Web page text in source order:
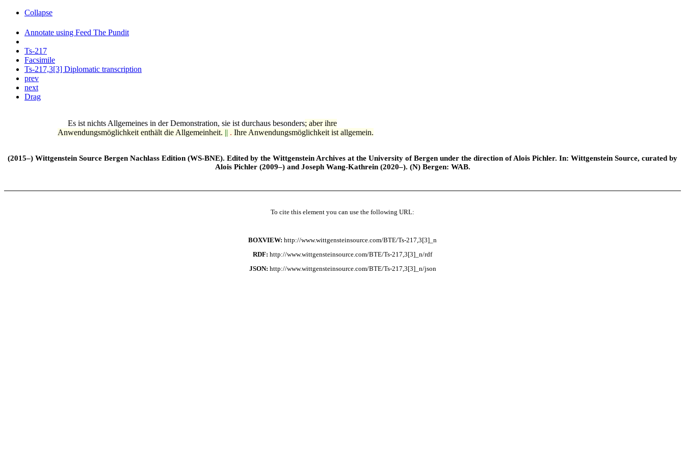
Collapse
Annotate using Feed The Pundit
Ts-217
Facsimile
Ts-217,3[3] Diplomatic transcription
prev
next
Drag
Es ist nichts Allgemeines in der Demonstration, sie ist durchaus besonders; aber ihre
Anwendungsmöglichkeit enthält die Allgemeinheit. || . Ihre Anwendungsmöglichkeit ist allgemein.
(2015–) Wittgenstein Source Bergen Nachlass Edition (WS-BNE). Edited by the Wittgenstein Archives at the University of Bergen under the direction of Alois Pichler. In: Wittgenstein Source, curated by
Alois Pichler (2009–) and Joseph Wang-Kathrein (2020–). (N) Bergen: WAB.
To cite this element you can use the following URL:
BOXVIEW: http://www.wittgensteinsource.com/BTE/Ts-217,3[3]_n
RDF: http://www.wittgensteinsource.com/BTE/Ts-217,3[3]_n/rdf
JSON: http://www.wittgensteinsource.com/BTE/Ts-217,3[3]_n/json